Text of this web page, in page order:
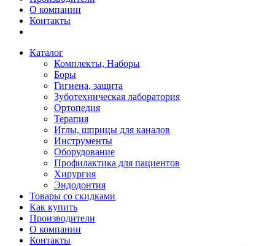
О компании
Контакты
Каталог
Комплекты, Наборы
Боры
Гигиена, защита
Зуботехническая лаборатория
Ортопедия
Терапия
Иглы, шприцы для каналов
Инструменты
Оборудование
Профилактика для пациентов
Хирургия
Эндодонтия
Товары со скидками
Как купить
Производители
О компании
Контакты